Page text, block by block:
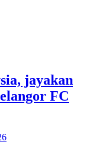
jayakan
FC